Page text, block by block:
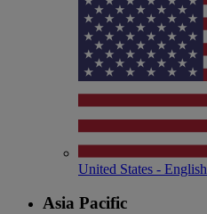
United States - English
Asia Pacific